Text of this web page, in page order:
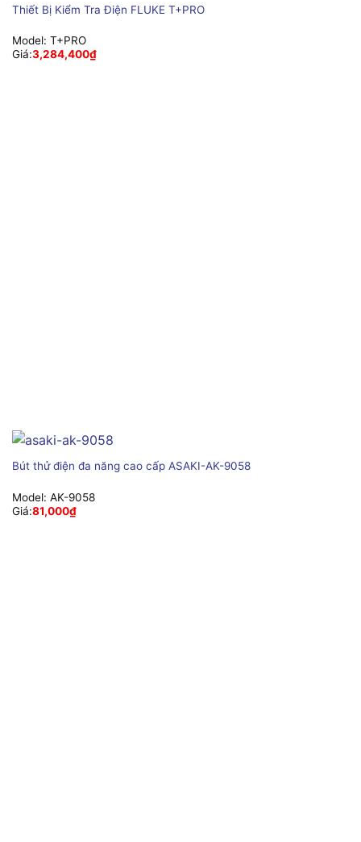
Thiết Bị Kiểm Tra Điện FLUKE T+PRO
Model: T+PRO
Giá:3,284,400₫
Bút thử điện đa năng cao cấp ASAKI-AK-9058
Model: AK-9058
Giá:81,000₫